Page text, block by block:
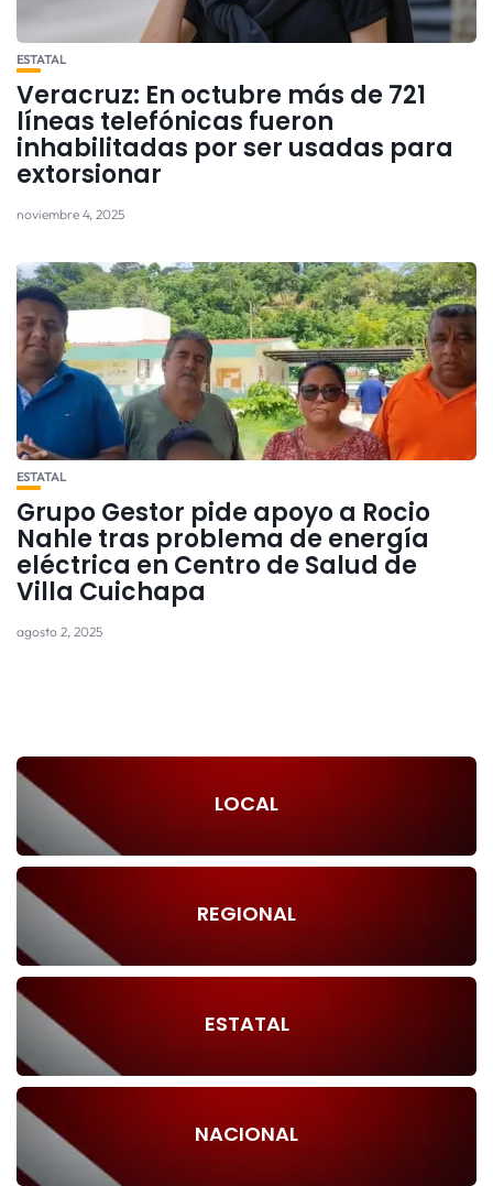
ESTATAL
Veracruz: En octubre más de 721
líneas telefónicas fueron
inhabilitadas por ser usadas para
extorsionar
noviembre 4, 2025
ESTATAL
Grupo Gestor pide apoyo a Rocio
Nahle tras problema de energía
eléctrica en Centro de Salud de
Villa Cuichapa
agosto 2, 2025
LOCAL
REGIONAL
ESTATAL
NACIONAL